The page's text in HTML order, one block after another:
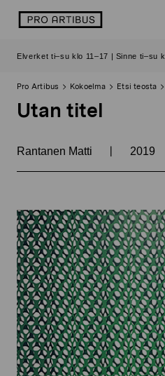
sisältöön
logo
Elverket ti–su klo 11–17 | Sinne ti–su
Pro Artibus Kokoelma Etsi teosta
Utan titel
Rantanen Matti | 2019